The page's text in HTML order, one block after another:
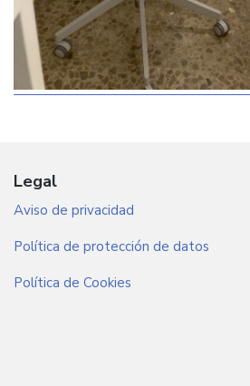
Legal
Aviso de privacidad
Política de protección de datos
Política de Cookies